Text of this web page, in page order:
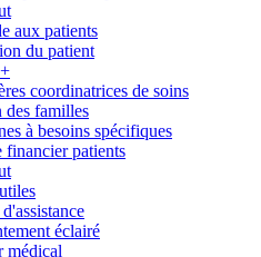
aux patients
du patient
coordinatrices de soins
des familles
à besoins spécifiques
financier patients
éclairé
médical